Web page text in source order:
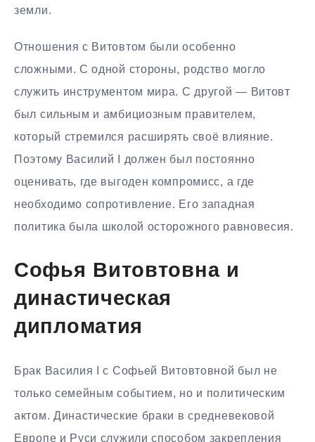
земли.
Отношения с Витовтом были особенно
сложными. С одной стороны, родство могло
служить инструментом мира. С другой — Витовт
был сильным и амбициозным правителем,
который стремился расширять своё влияние.
Поэтому Василий I должен был постоянно
оценивать, где выгоден компромисс, а где
необходимо сопротивление. Его западная
политика была школой осторожного равновесия.
Софья Витовтовна и
династическая
дипломатия
Брак Василия I с Софьей Витовтовной был не
только семейным событием, но и политическим
актом. Династические браки в средневековой
Европе и Руси служили способом закрепления